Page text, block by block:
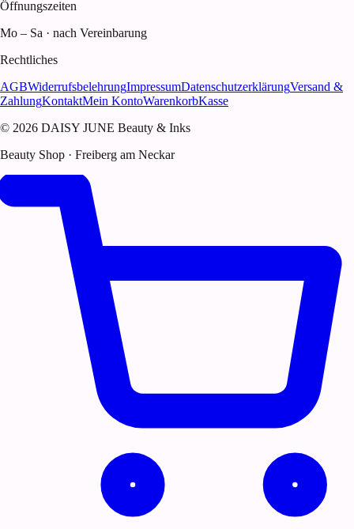
Öffnungszeiten
Mo – Sa · nach Vereinbarung
Rechtliches
AGBWiderrufsbelehrungImpressumDatenschutzerklärungVersand &
ZahlungKontaktMein KontoWarenkorbKasse
© 2026 DAISY JUNE Beauty & Inks
Beauty Shop · Freiberg am Neckar